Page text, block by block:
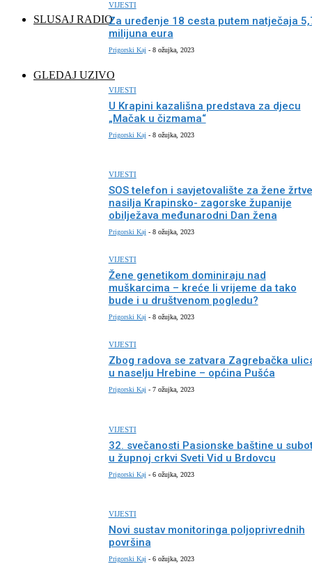
SLUSAJ RADIO
GLEDAJ UZIVO
VIJESTI
Za uređenje 18 cesta putem natječaja
milijuna eura
Prigorski Kaj - 8 ožujka, 2023
VIJESTI
U Krapini kazališna predstava za djecu
„Mačak u čizmama“
Prigorski Kaj - 8 ožujka, 2023
VIJESTI
SOS telefon i savjetovalište za žene žrtve
nasilja Krapinsko- zagorske županije
obilježava međunarodni Dan žena
Prigorski Kaj - 8 ožujka, 2023
VIJESTI
Žene genetikom dominiraju nad
muškarcima – kreće li vrijeme da tako
bude i u društvenom pogledu?
Prigorski Kaj - 8 ožujka, 2023
VIJESTI
Zbog radova se zatvara Zagrebačka
u naselju Hrebine – općina Pušća
Prigorski Kaj - 7 ožujka, 2023
VIJESTI
32. svečanosti Pasionske baštine u
u župnoj crkvi Sveti Vid u Brdovcu
Prigorski Kaj - 6 ožujka, 2023
VIJESTI
Novi sustav monitoringa poljoprivrednih
površina
Prigorski Kaj - 6 ožujka, 2023